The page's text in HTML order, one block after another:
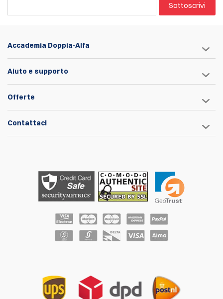
Sottoscrivi
Accademia Doppia-Alfa
Aiuto e supporto
Offerte
Contattaci